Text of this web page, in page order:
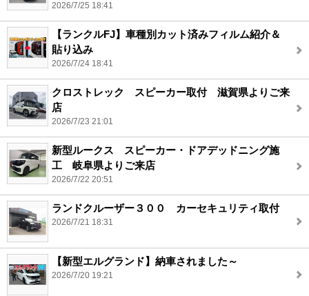
2026/7/25 18:41
【ランクルFJ】車種別カット済みフィルム紹介＆
貼り込み
2026/7/24 18:41
クロストレック スピーカー取付 滋賀県よりご来
店
2026/7/23 21:01
新型ルークス スピーカー・ドアデッドニング施
工 岐阜県よりご来店
2026/7/22 20:51
ランドクルーザー３００ カーセキュリティ取付
2026/7/21 18:31
【新型エルグランド】納車されました～
2026/7/20 19:21